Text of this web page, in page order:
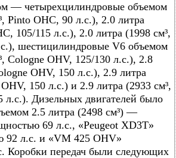
— четырехцилиндровые объемом
Pinto OHC, 90 л.с.), 2.0 литра
105/115 л.с.), 2.0 литра (1998 см³,
шестицилиндровые V6 объемом
Cologne OHV, 125/130 л.с.), 2.8
OHV, 150 л.с.), 2.9 литра
150 л.с.) и 2.9 литра (2933 см³,
л.с.). Дизельных двигателей было
2.5 литра (2498 см³) —
69 л.с., «Peugeot XD3T»
92 л.с. и «VM 425 OHV»
Коробки передач были следующих